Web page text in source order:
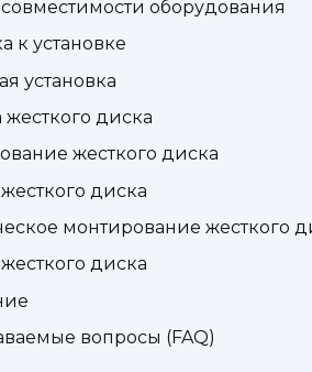
оборудования
к установке
установка
жесткого диска
жесткого диска
диска
монтирование жесткого
диска
вопросы (FAQ)